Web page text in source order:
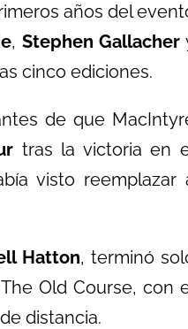
años del
, Stephen Gallacher
cinco ediciones.
de que
tras la victoria en
visto reemplazar
Hatton, terminó
Old Course, con
distancia.